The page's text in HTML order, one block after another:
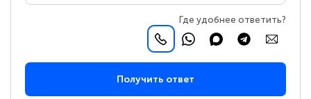
Где удобнее ответить?
Получить ответ